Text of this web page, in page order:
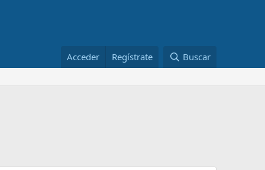
Acceder Regístrate Buscar